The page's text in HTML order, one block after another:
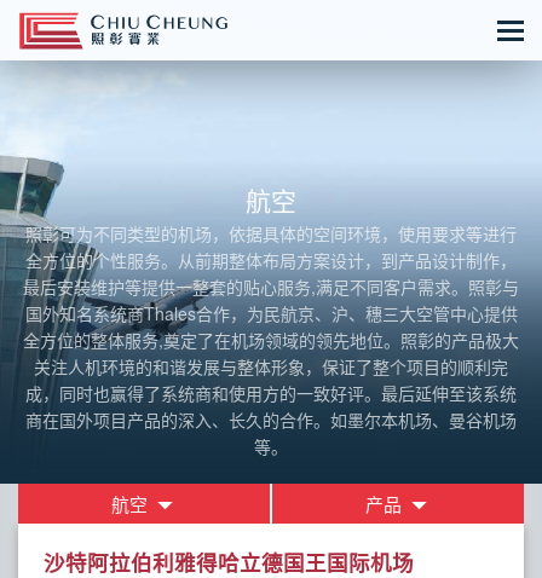
航空
照彰可为不同类型的机场，依据具体的空间环境，使用要求等进行
全方位的个性服务。从前期整体布局方案设计，到产品设计制作，
最后安装维护等提供一整套的贴心服务,满足不同客户需求。照彰与
国外知名系统商Thales合作，为民航京、沪、穗三大空管中心提供
全方位的整体服务,奠定了在机场领域的领先地位。照彰的产品极大
关注人机环境的和谐发展与整体形象，保证了整个项目的顺利完
成，同时也赢得了系统商和使用方的一致好评。最后延伸至该系统
商在国外项目产品的深入、长久的合作。如墨尔本机场、曼谷机场
等。
航空 产品
沙特阿拉伯利雅得哈立德国王国际机场